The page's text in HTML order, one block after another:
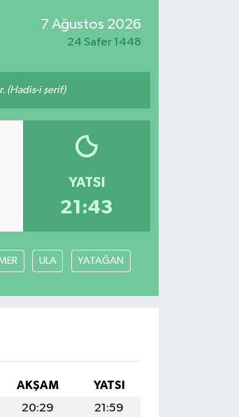
7 Ağustos 2026
24 Safer 1448
(Hadis-i şerif)
YATSI
21:43
ULA YATAĞAN
AKŞAM
YATSI
20:29
21:59